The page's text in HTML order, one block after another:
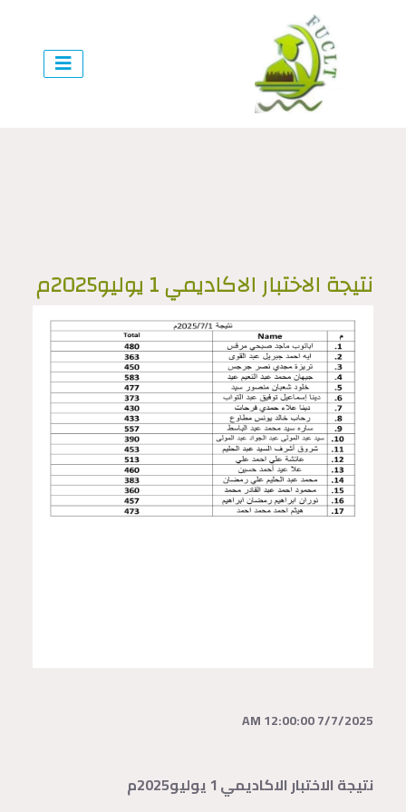
نتيجة الاختبار الاكاديمي 1 يوليو2025م
7/7/2025 12:00:00 AM
نتيجة الاختبار الاكاديمي 1 يوليو2025م